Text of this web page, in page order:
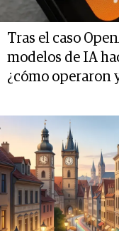
Tras el caso
modelos de IA
¿cómo operaron